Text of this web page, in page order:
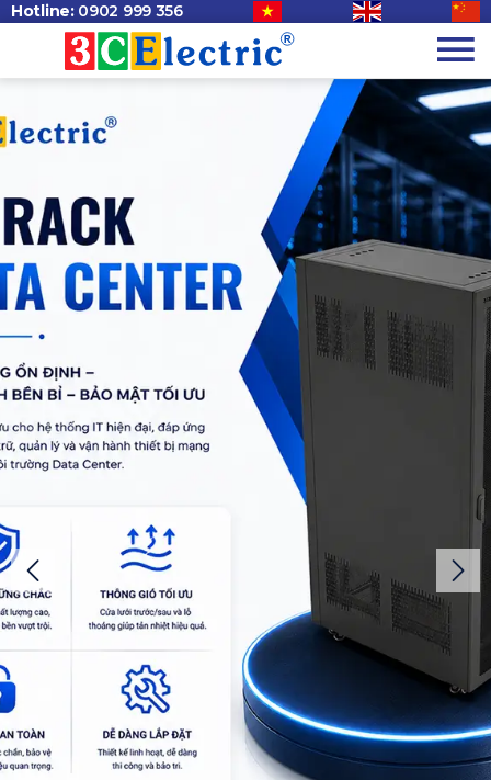
Hotline: 0902 999 356